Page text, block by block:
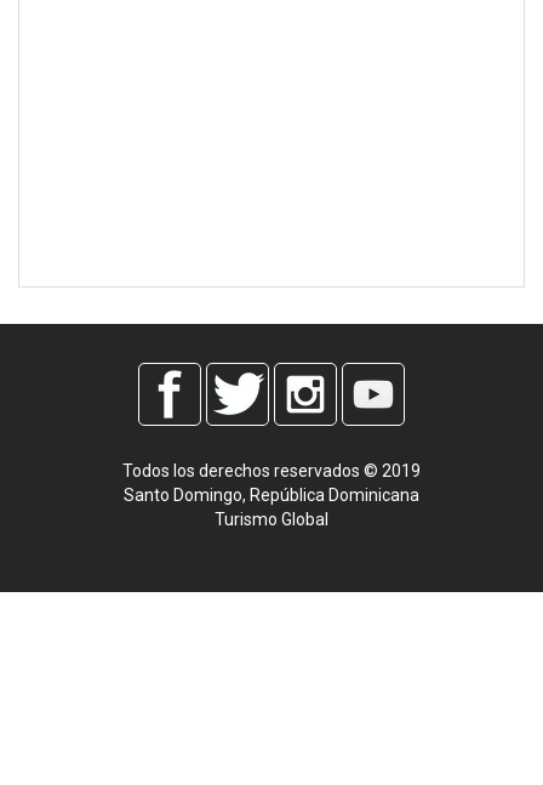
Todos los derechos reservados © 2019
Santo Domingo, República Dominicana
Turismo Global